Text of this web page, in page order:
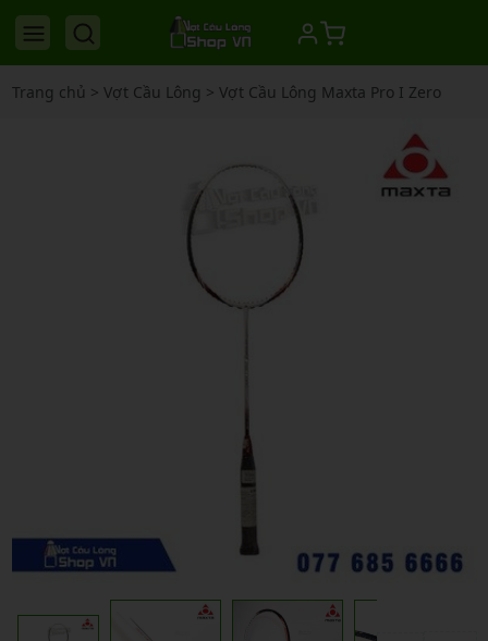
Trang chủ > Vợt Cầu Lông > Vợt Cầu Lông Maxta Pro I Zero